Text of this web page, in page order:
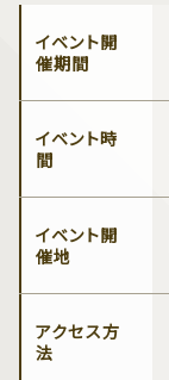
イベント開
催期間
イベント時
間
イベント開
催地
アクセス方
法